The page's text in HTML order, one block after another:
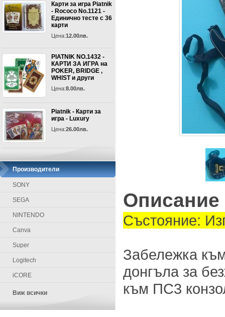
Карти за игра Piatnik
- Rococo No.1121 -
Единично тесте с 36
карти
Цена:12.00лв.
PIATNIK NO.1432 -
КАРТИ ЗА ИГРА на
POKER, BRIDGE ,
WHIST и други
Цена:8.00лв.
Piatnik - Карти за
игра - Luxury
Цена:26.00лв.
Производители
SONY
SEGA
NINTENDO
Canva
Super
Logitech
iCORE
Виж всички
Описание
Състояние:
Забележка
донгъла за
към ПС3